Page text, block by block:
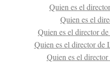
Quien es el
Quien es el
Quien es el director
Quien es el director de
Quien es el